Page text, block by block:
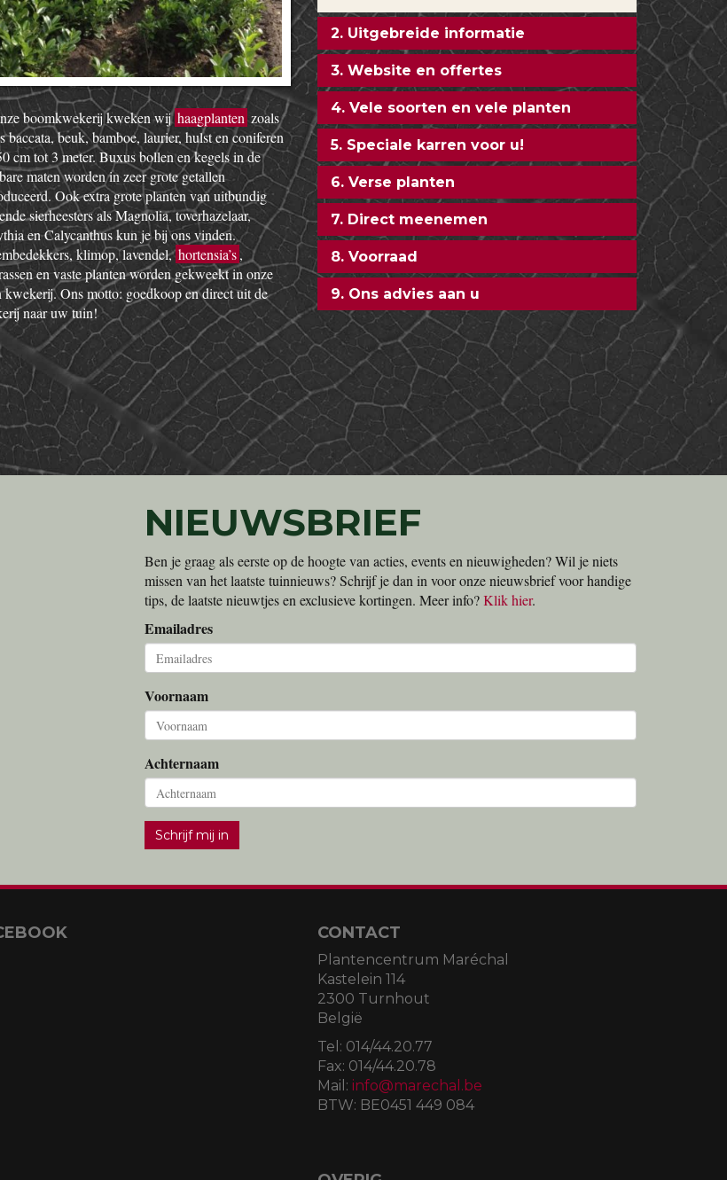
boomkwekerij kweken wijhaagplanten zoals
baccata, beuk, bamboe, laurier, hulst en coniferen
cm tot 3 meter. Buxus bollen en kegels in de
maten worden in zeer grote getallen
Ook extra grote planten van uitbundig
sierheesters als Magnolia, toverhazelaar,
en Calycanthus kun je bij ons vinden.
klimop, lavendel,hortensia’s,
en vaste planten worden gekweekt in onze
kwekerij. Ons motto: goedkoop en direct uit de
naar uw tuin!
2. Uitgebreide informatie
3. Website en offertes
4. Vele soorten en vele planten
5. Speciale karren voor u!
6. Verse planten
7. Direct meenemen
8. Voorraad
9. Ons advies aan u
NIEUWSBRIEF
Ben je graag als eerste op de hoogte van acties, events en nieuwigheden? Wil je niets
missen van het laatste tuinnieuws? Schrijf je dan in voor onze nieuwsbrief voor handige
tips, de laatste nieuwtjes en exclusieve kortingen. Meer info?Klik hier.
Emailadres
Voornaam
Achternaam
Schrijf mij in
CONTACT
Plantencentrum Maréchal
Kastelein 114
2300 Turnhout
België
Tel: 014/44.20.77
Fax: 014/44.20.78
Mail: info@marechal.be
BTW: BE0451 449 084